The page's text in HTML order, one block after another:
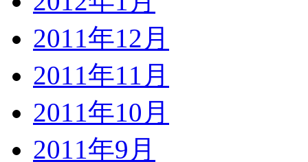
2011年12月
2011年11月
2011年10月
2011年9月